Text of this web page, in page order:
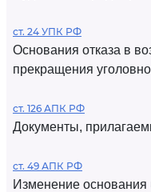
ст. 24 УПК РФ
Основания отказа в
прекращения
ст. 126 АПК РФ
Документы,
ст. 49 АПК РФ
Изменение основания